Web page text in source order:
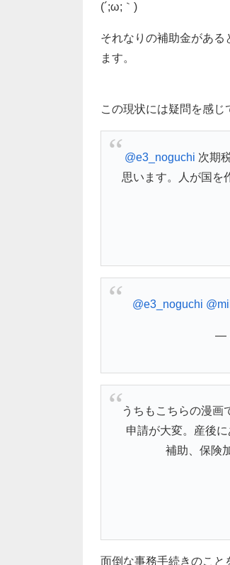
(´;ω;｀)
それなりの補助金があ
ます。
この現状には疑問を感じ
@e3_noguchi 次期
思います。人が国を
@e3_noguchi
—
うちもこちらの漫画
申請が大変。産後
補助、保険
面倒な事務手続きのこ